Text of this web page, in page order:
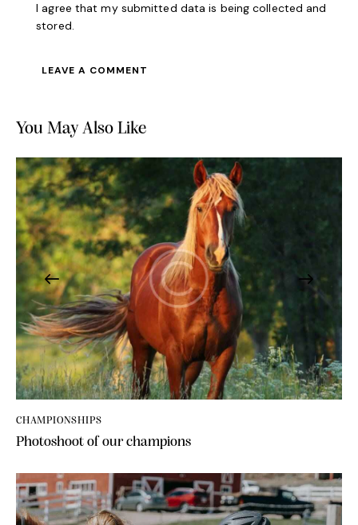
I agree that my submitted data is being collected and
stored.
You May Also Like
CHAMPIONSHIPS
Photoshoot of our champions